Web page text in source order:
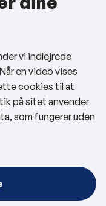
vi indlejrede
en video vises
cookies til at
på sitet anvender
som fungerer uden